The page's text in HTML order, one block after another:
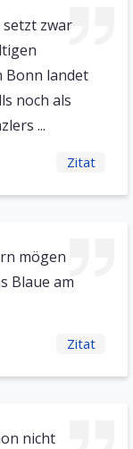
setzt zwar
Bonn landet
noch als
...
Zitat
mögen
Blaue am
Zitat
nicht